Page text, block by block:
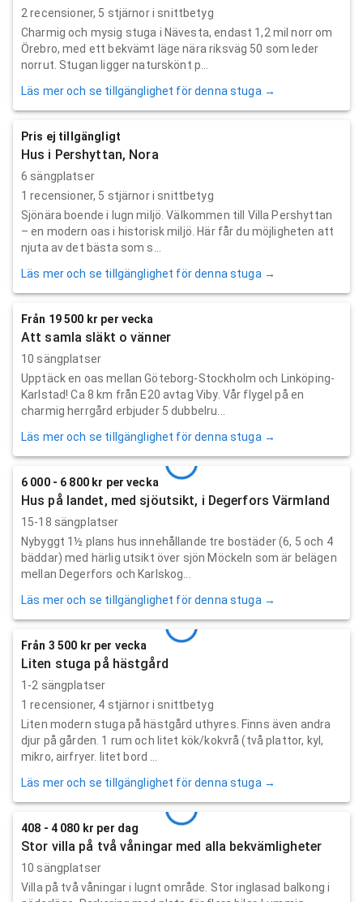
2 recensioner, 5 stjärnor i snittbetyg
Charmig och mysig stuga i Nävesta, endast 1,2 mil norr om
Örebro, med ett bekvämt läge nära riksväg 50 som leder
norrut. Stugan ligger naturskönt p...
Läs mer och se tillgänglighet för denna stuga →
Pris ej tillgängligt
Hus i Pershyttan, Nora
6 sängplatser
1 recensioner, 5 stjärnor i snittbetyg
Sjönära boende i lugn miljö. Välkommen till Villa Pershyttan
– en modern oas i historisk miljö. Här får du möjligheten att
njuta av det bästa som s...
Läs mer och se tillgänglighet för denna stuga →
Från 19 500 kr per vecka
Att samla släkt o vänner
10 sängplatser
Upptäck en oas mellan Göteborg-Stockholm och Linköping-
Karlstad! Ca 8 km från E20 avtag Viby. Vår flygel på en
charmig herrgård erbjuder 5 dubbelru...
Läs mer och se tillgänglighet för denna stuga →
6 000 - 6 800 kr per vecka
Hus på landet, med sjöutsikt, i Degerfors Värmland
15-18 sängplatser
Nybyggt 1½ plans hus innehållande tre bostäder (6, 5 och 4
bäddar) med härlig utsikt över sjön Möckeln som är belägen
mellan Degerfors och Karlskog...
Läs mer och se tillgänglighet för denna stuga →
Från 3 500 kr per vecka
Liten stuga på hästgård
1-2 sängplatser
1 recensioner, 4 stjärnor i snittbetyg
Liten modern stuga på hästgård uthyres. Finns även andra
djur på gården. 1 rum och litet kök/kokvrå (två plattor, kyl,
mikro, airfryer. litet bord ...
Läs mer och se tillgänglighet för denna stuga →
408 - 4 080 kr per dag
Stor villa på två våningar med alla bekvämligheter
10 sängplatser
Villa på två våningar i lugnt område. Stor inglasad balkong i